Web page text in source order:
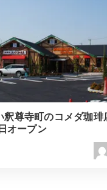
釈尊寺町のコメダ珈琲
オープン